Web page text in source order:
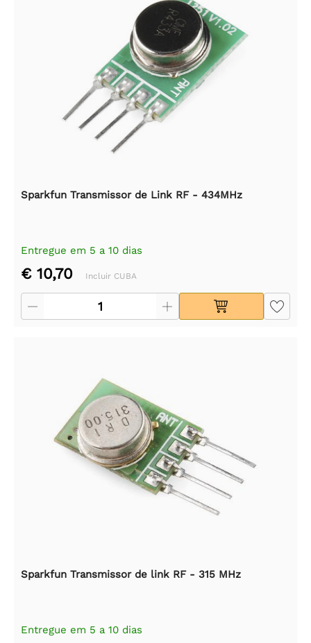
Sparkfun Transmissor de Link RF - 434MHz
Entregue em 5 a 10 dias
€ 10,70 Incluir CUBA
Sparkfun Transmissor de link RF - 315 MHz
Entregue em 5 a 10 dias